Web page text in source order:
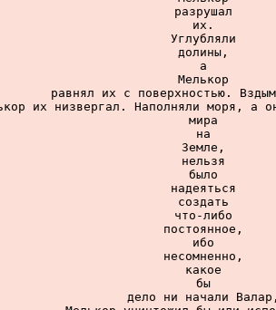
разрушал
их.
Углубляли
долины,
а
Мелькор
равнял их с поверхностью.
их низвергал. Наполняли моря, а
мира
на
Земле,
нельзя
было
надеяться
создать
что-либо
постоянное,
ибо
несомненно,
какое
бы
дело ни начали Валар,